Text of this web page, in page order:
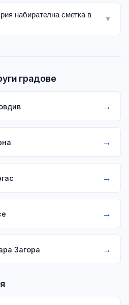
набирателна сметка в
▼
градове
→
→
→
→
Загора →